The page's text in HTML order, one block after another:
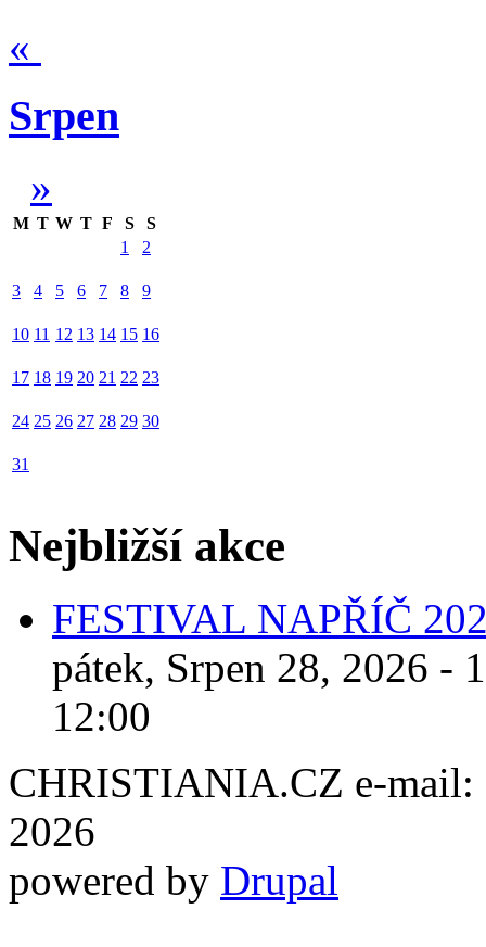
«
Srpen
»
M T W T F S
S
1
2
3 4 5 6 7 8 9
10 11 12 13 14 15 16
17 18 19 20 21 22 23
24 25 26 27 28 29 30
31
Nejbližší akce
FESTIVAL NAPŘÍČ
pátek, Srpen 28, 2026 -
12:00
CHRISTIANIA.CZ e-mail:
2026
powered by Drupal